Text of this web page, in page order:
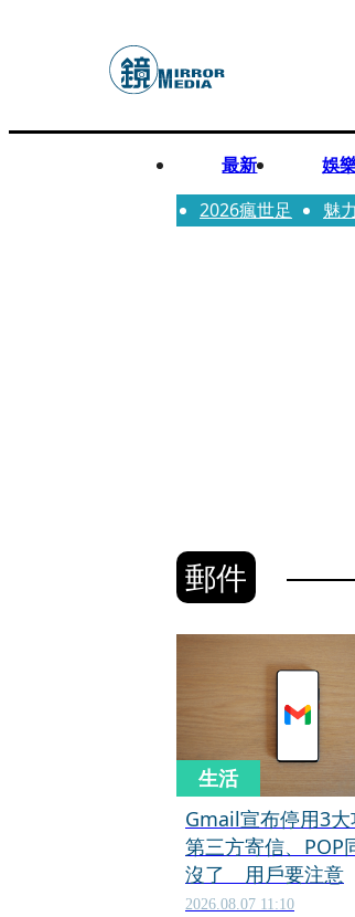
最新 娛
2026瘋世足
魅
郵件
生活
Gmail宣布停用3大
第三方寄信、POP
沒了 用戶要注意
2026.08.07 11:10